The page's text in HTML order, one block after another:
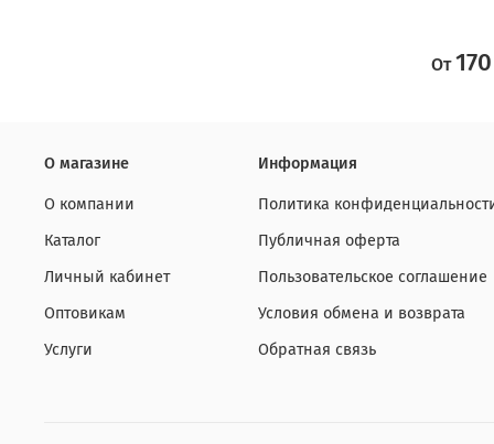
От
О магазине
О компании
Каталог
Личный кабинет
Оптовикам
Услуги
Информация
Политика
Публичная оферта
Пользовательское соглашение
Условия обмена и возврата
Обратная связь